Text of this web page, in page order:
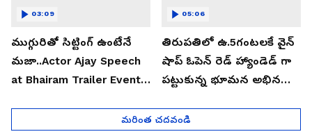
ముగ్గురితో సిట్టింగ్ ఉంటేనే
మజా..Actor Ajay Speech
at Bhairam Trailer Event |
03:09
తిరుపతిలో ఉ.5గంటలకే వైన్
షాప్ ఓపెన్ రెడ్ హ్యాండెడ్ గా
పట్టుకున్న భూమన అభినయ్|
05:06
మరింత చదవండి